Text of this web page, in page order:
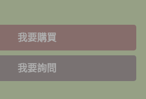
我要購買
我要詢問